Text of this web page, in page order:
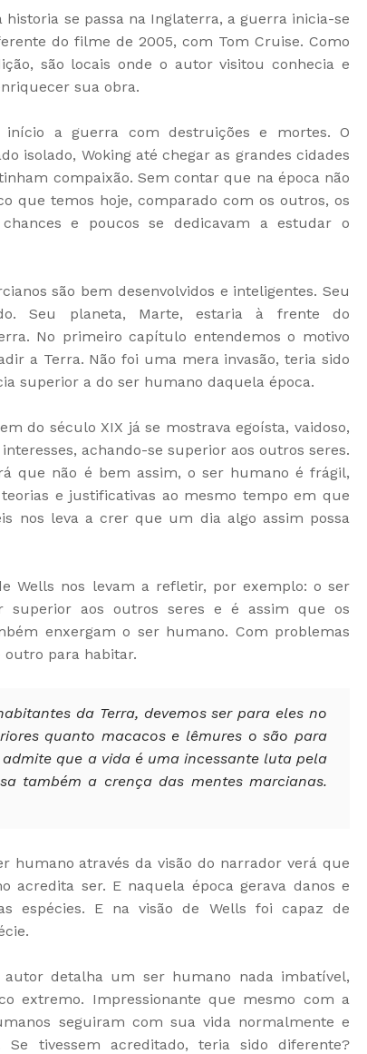
historia se passa na Inglaterra, a guerra inicia-se
do filme de 2005, com Tom Cruise. Como
são locais onde o autor visitou conhecia e
sua obra.
início a guerra com destruições e mortes. O
isolado, Woking até chegar as grandes cidades
compaixão. Sem contar que na época não
que temos hoje, comparado com os outros, os
e poucos se dedicavam a estudar o
são bem desenvolvidos e inteligentes. Seu
Seu planeta, Marte, estaria à frente do
No primeiro capítulo entendemos o motivo
a Terra. Não foi uma mera invasão, teria sido
superior a do ser humano daquela época.
do século XIX já se mostrava egoísta, vaidoso,
achando-se superior aos outros seres.
que não é bem assim, o ser humano é frágil,
e justificativas ao mesmo tempo em que
nos leva a crer que um dia algo assim possa
Wells nos levam a refletir, por exemplo: o ser
superior aos outros seres e é assim que os
enxergam o ser humano. Com problemas
outro para habitar.
da Terra, devemos ser para eles no
quanto macacos e lêmures o são para
que a vida é uma incessante luta pela
também a crença das mentes marcianas.
humano através da visão do narrador verá que
acredita ser. E naquela época gerava danos e
espécies. E na visão de Wells foi capaz de
detalha um ser humano nada imbatível,
extremo. Impressionante que mesmo com a
seguiram com sua vida normalmente e
Se tivessem acreditado, teria sido diferente?